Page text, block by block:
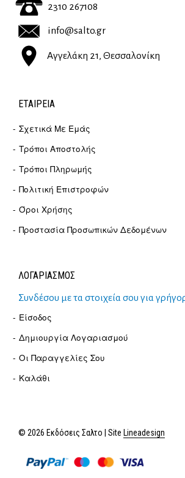
2310 267108
info@salto.gr
Αγγελάκη 21, Θεσσαλονίκη
ΕΤΑΙΡΕΊΑ
Σχετικά Με Εμάς
Τρόποι Αποστολής
Τρόποι Πληρωμής
Πολιτική Επιστροφών
Όροι Χρήσης
Προστασία Προσωπικών Δεδομένων
ΛΟΓΑΡΙΑΣΜΟΣ
Συνδέσου με τα στοιχεία σου για
Είσοδος
Δημιουργία Λογαριασμού
Οι Παραγγελίες Σου
Καλάθι
© 2026 Εκδόσεις Σαλτο | Site Lineadesign